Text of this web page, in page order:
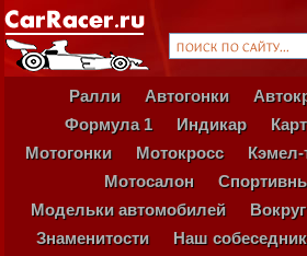
Ралли Автогонки
Формула 1
Индикар
Мотогонки
Мотокросс
Мотосалон
Модельки автомобилей
Знаменитости
Наш собеседник